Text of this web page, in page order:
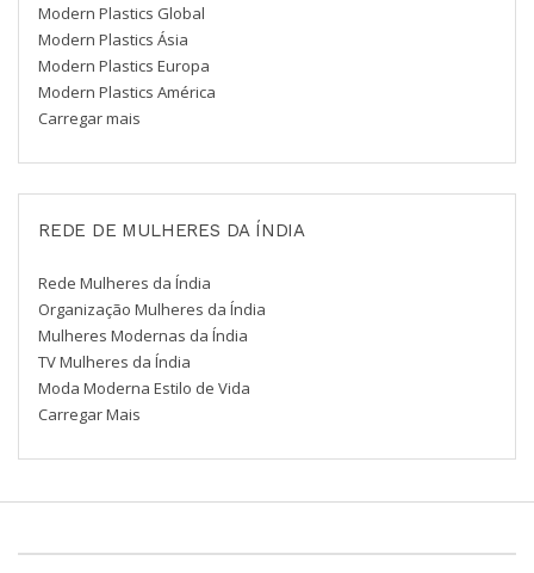
Modern Plastics Global
Modern Plastics Ásia
Modern Plastics Europa
Modern Plastics América
Carregar mais
REDE DE MULHERES DA ÍNDIA
Rede Mulheres da Índia
Organização Mulheres da Índia
Mulheres Modernas da Índia
TV Mulheres da Índia
Moda Moderna Estilo de Vida
Carregar Mais